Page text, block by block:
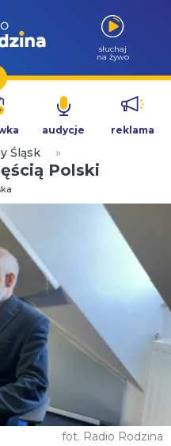
słuchaj
na żywo
audycje reklama
Śląsk »
Polski
fot. Radio Rodzina